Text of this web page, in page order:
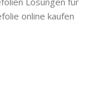
online kaufen